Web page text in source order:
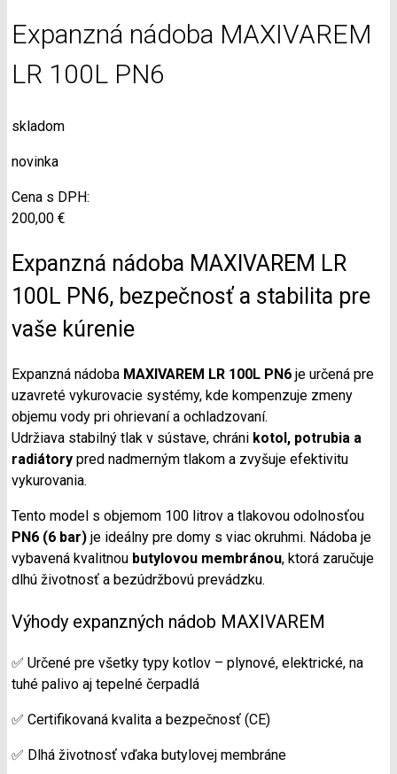
Expanzná nádoba MAXIVAREM
LR 100L PN6
skladom
novinka
Cena s DPH:
200,00 €
Expanzná nádoba MAXIVAREM LR
100L PN6, bezpečnosť a stabilita pre
vaše kúrenie
Expanzná nádoba MAXIVAREM LR 100L PN6 je určená pre
uzavreté vykurovacie systémy, kde kompenzuje zmeny
objemu vody pri ohrievaní a ochladzovaní.
Udržiava stabilný tlak v sústave, chráni kotol, potrubia a
radiátory pred nadmerným tlakom a zvyšuje efektivitu
vykurovania.
Tento model s objemom 100 litrov a tlakovou odolnosťou
PN6 (6 bar) je ideálny pre domy s viac okruhmi. Nádoba je
vybavená kvalitnou butylovou membránou, ktorá zaručuje
dlhú životnosť a bezúdržbovú prevádzku.
Výhody expanzných nádob MAXIVAREM
✅ Určené pre všetky typy kotlov – plynové, elektrické, na
tuhé palivo aj tepelné čerpadlá
✅ Certifikovaná kvalita a bezpečnosť (CE)
✅ Dlhá životnosť vďaka butylovej membráne